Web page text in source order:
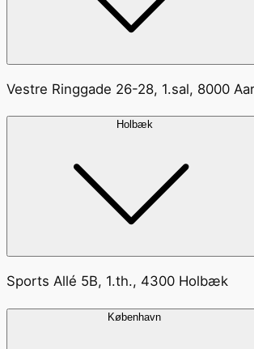
Vestre Ringgade 26-28, 1.sal, 8000
Holbæk
Sports Allé 5B, 1.th., 4300 Holbæk
København